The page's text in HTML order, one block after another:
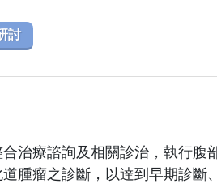
討
治療諮詢及相關診治，執行
腫瘤之診斷，以達到早期診斷